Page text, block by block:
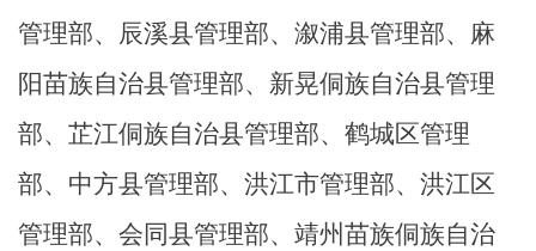
管理部、辰溪县管理部、溆浦县管理部、麻
阳苗族自治县管理部、新晃侗族自治县管理
部、芷江侗族自治县管理部、鹤城区管理
部、中方县管理部、洪江市管理部、洪江区
管理部、会同县管理部、靖州苗族侗族自治